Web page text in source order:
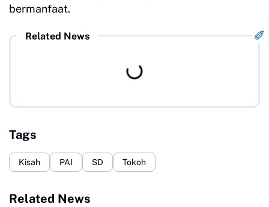
bermanfaat.
Related News
Tags
Kisah PAI SD Tokoh
Related News